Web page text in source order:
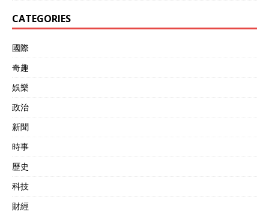
CATEGORIES
國際
奇趣
娛樂
政治
新聞
時事
歷史
科技
財經